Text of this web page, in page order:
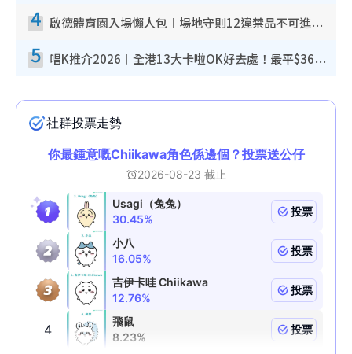
4 啟德體育園入場懶人包︱場地守則12違禁品不可進場准帶細水樽但全場禁樽蓋！應援牌有限制！
5 唱K推介2026︱全港13大卡啦OK好去處！最平$36起 日文K都有！(附地址+收費詳情)